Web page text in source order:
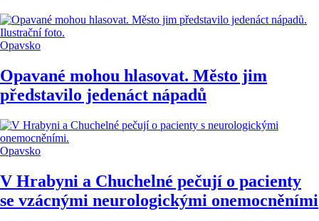
Opavsko
Opavané mohou hlasovat. Město jim
představilo jedenáct nápadů
Opavsko
V Hrabyni a Chuchelné pečují o pacienty
se vzácnými neurologickými onemocněními